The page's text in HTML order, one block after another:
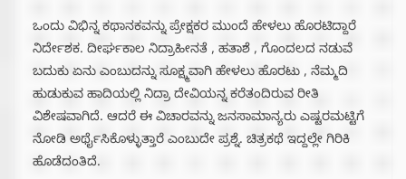
ಒಂದು ವಿಭಿನ್ನ ಕಥಾನಕವನ್ನು ಪ್ರೇಕ್ಷಕರ ಮುಂದೆ ಹೇಳಲು ಹೊರಟಿದ್ದಾರೆ
ನಿರ್ದೇಶಕ. ದೀರ್ಘಕಾಲ ನಿದ್ರಾಹೀನತೆ , ಹತಾಶೆ , ಗೊಂದಲದ ನಡುವೆ
ಬದುಕು ಏನು ಎಂಬುದನ್ನು ಸೂಕ್ಷ್ಮವಾಗಿ ಹೇಳಲು ಹೊರಟು , ನೆಮ್ಮದಿ
ಹುಡುಕುವ ಹಾದಿಯಲ್ಲಿ ನಿದ್ರಾ ದೇವಿಯನ್ನ ಕರೆತಂದಿರುವ ರೀತಿ
ವಿಶೇಷವಾಗಿದೆ. ಆದರೆ ಈ ವಿಚಾರವನ್ನು ಜನಸಾಮಾನ್ಯರು ಎಷ್ಟರಮಟ್ಟಿಗೆ
ನೋಡಿ ಅರ್ಥೈಸಿಕೊಳ್ಳುತ್ತಾರೆ ಎಂಬುದೇ ಪ್ರಶ್ನೆ. ಚಿತ್ರಕಥೆ ಇದ್ದಲ್ಲೇ ಗಿರಿಕಿ
ಹೊಡೆದಂತಿದೆ.